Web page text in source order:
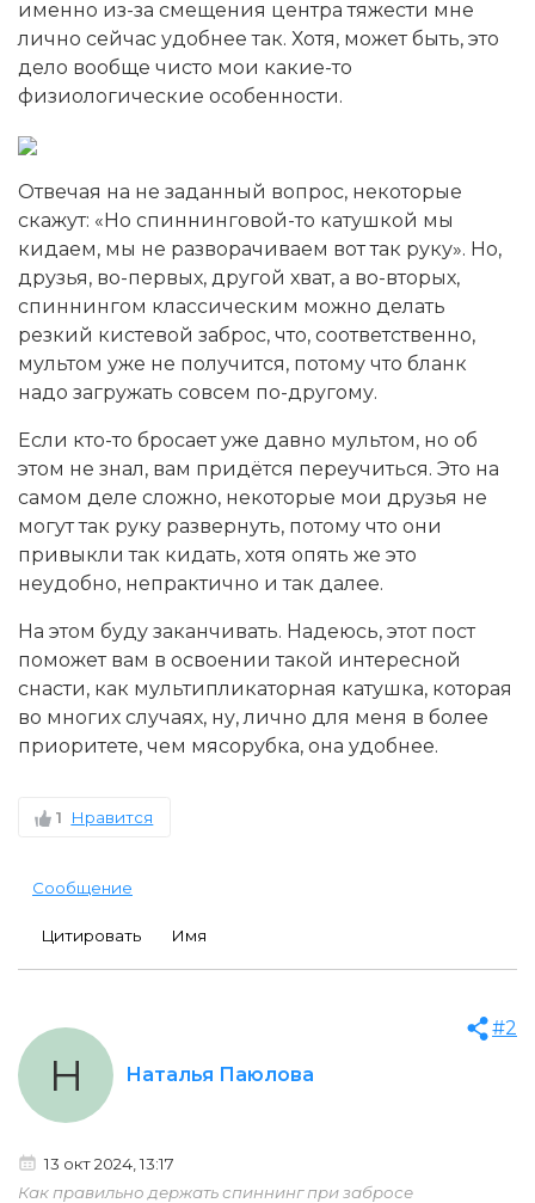
именно из-за смещения центра тяжести мне
лично сейчас удобнее так. Хотя, может быть, это
дело вообще чисто мои какие-то
физиологические особенности.
Отвечая на не заданный вопрос, некоторые
скажут: «Но спиннинговой-то катушкой мы
кидаем, мы не разворачиваем вот так руку». Но,
друзья, во-первых, другой хват, а во-вторых,
спиннингом классическим можно делать
резкий кистевой заброс, что, соответственно,
мультом уже не получится, потому что бланк
надо загружать совсем по-другому.
Если кто-то бросает уже давно мультом, но об
этом не знал, вам придётся переучиться. Это на
самом деле сложно, некоторые мои друзья не
могут так руку развернуть, потому что они
привыкли так кидать, хотя опять же это
неудобно, непрактично и так далее.
На этом буду заканчивать. Надеюсь, этот пост
поможет вам в освоении такой интересной
снасти, как мультипликаторная катушка, которая
во многих случаях, ну, лично для меня в более
приоритете, чем мясорубка, она удобнее.
1 Нравится
Сообщение
Цитировать Имя
Наталья Паюлова
Н
#2
13 окт 2024, 13:17
Как правильно держать спиннинг при забросе